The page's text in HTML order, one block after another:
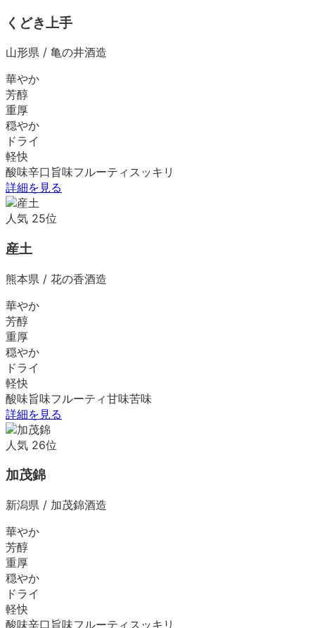
くどき上手
山形県 / 亀の井酒造
華やか
芳醇
重厚
穏やか
ドライ
軽快
酸味辛口 旨味フルーティ スッキリ
詳細を見る
人気 25位
産土
熊本県 / 花の香酒造
華やか
芳醇
重厚
穏やか
ドライ
軽快
酸味旨味フルーティ甘味苦味
詳細を見る
人気 26位
加茂錦
新潟県 / 加茂錦酒造
華やか
芳醇
重厚
穏やか
ドライ
軽快
酸味辛口 旨味フルーティ スッキリ